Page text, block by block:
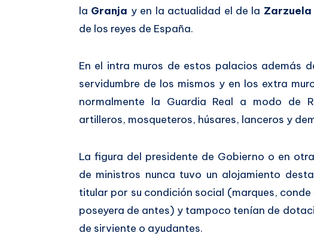
la Granja y en la actualidad el de la Zarzuela
de los reyes de España.
En el intra muros de estos palacios además
servidumbre de los mismos y en los extra
normalmente la Guardia Real a modo de
artilleros, mosqueteros, húsares, lanceros y
La figura del presidente de Gobierno o en
de ministros nunca tuvo un alojamiento
titular por su condición social (marques,
poseyera de antes) y tampoco tenían de
de sirviente o ayudantes.